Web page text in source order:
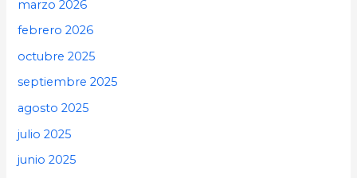
marzo 2026
febrero 2026
octubre 2025
septiembre 2025
agosto 2025
julio 2025
junio 2025